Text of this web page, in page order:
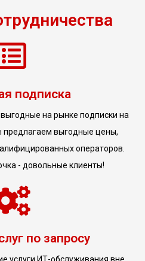
подписка
на рынке подписки на
предлагаем выгодные цены,
операторов.
- довольные клиенты!
по запросу